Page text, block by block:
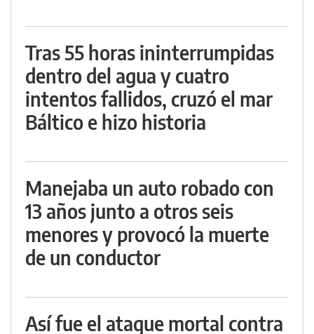
Tras 55 horas ininterrumpidas
dentro del agua y cuatro
intentos fallidos, cruzó el mar
Báltico e hizo historia
Manejaba un auto robado con
13 años junto a otros seis
menores y provocó la muerte
de un conductor
Así fue el ataque mortal contra